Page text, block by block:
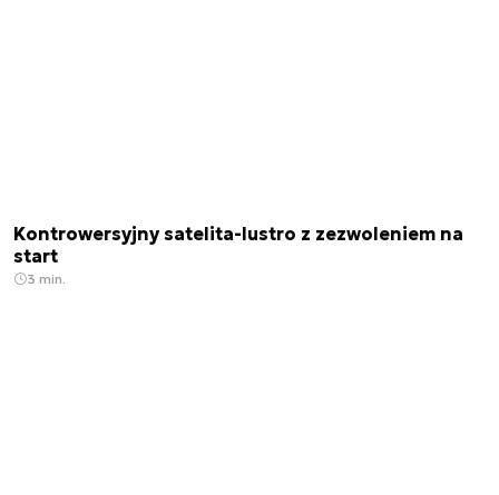
Kontrowersyjny satelita-lustro z zezwoleniem na
start
3 min.